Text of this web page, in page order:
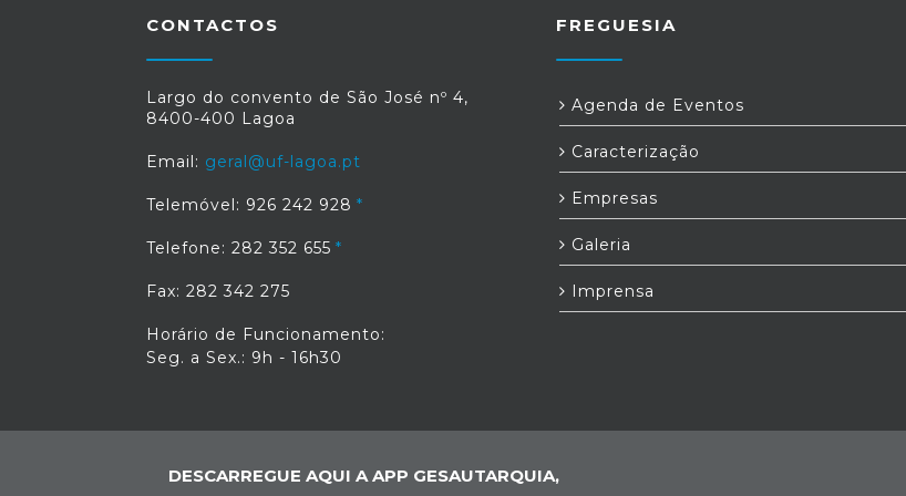
dos Centros Seniores deram início às suas
CONTACTOS
Largo do convento de São José nº 4,
8400-400 Lagoa
Email: geral@uf-lagoa.pt
Telemóvel: 926 242 928
Telefone: 282 352 655
Fax: 282 342 275
Horário de Funcionamento:
Seg. a Sex.: 9h - 16h30
FREGUESIA
Agenda de Eventos
Caracterização
Empresas
Galeria
Imprensa
DESCARREGUE AQUI A APP GESAUTARQUIA,